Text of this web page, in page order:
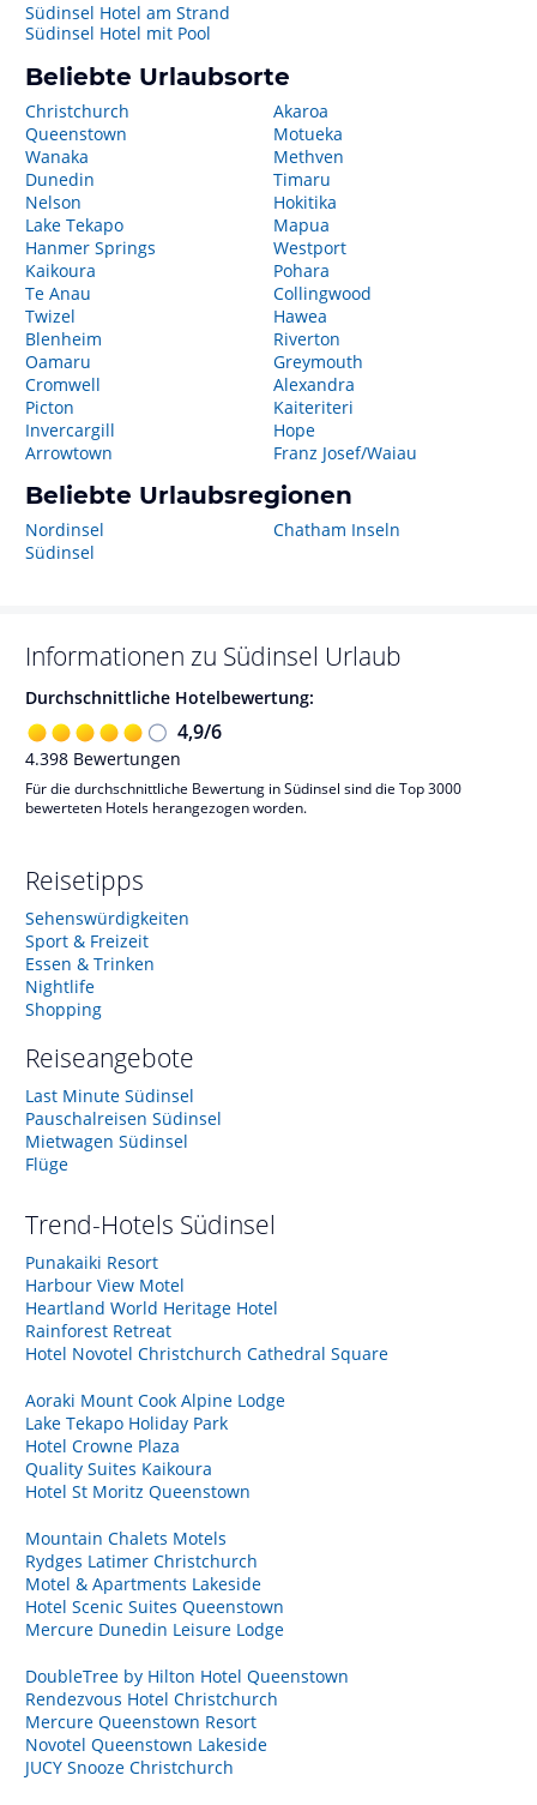
Südinsel Hotel am Strand
Südinsel Hotel mit Pool
Beliebte Urlaubsorte
Christchurch
Queenstown
Wanaka
Dunedin
Nelson
Lake Tekapo
Hanmer Springs
Kaikoura
Te Anau
Twizel
Blenheim
Oamaru
Cromwell
Picton
Invercargill
Arrowtown
Akaroa
Motueka
Methven
Timaru
Hokitika
Mapua
Westport
Pohara
Collingwood
Hawea
Riverton
Greymouth
Alexandra
Kaiteriteri
Hope
Franz Josef/Waiau
Beliebte Urlaubsregionen
Nordinsel
Südinsel
Chatham Inseln
Informationen zu Südinsel Urlaub
Durchschnittliche Hotelbewertung:
4,9/6
4.398 Bewertungen
Für die durchschnittliche Bewertung in Südinsel sind die Top 3000
bewerteten Hotels herangezogen worden.
Reisetipps
Sehenswürdigkeiten
Sport & Freizeit
Essen & Trinken
Nightlife
Shopping
Reiseangebote
Last Minute Südinsel
Pauschalreisen Südinsel
Mietwagen Südinsel
Flüge
Trend-Hotels Südinsel
Punakaiki Resort
Harbour View Motel
Heartland World Heritage Hotel
Rainforest Retreat
Hotel Novotel Christchurch Cathedral Square
Aoraki Mount Cook Alpine Lodge
Lake Tekapo Holiday Park
Hotel Crowne Plaza
Quality Suites Kaikoura
Hotel St Moritz Queenstown
Mountain Chalets Motels
Rydges Latimer Christchurch
Motel & Apartments Lakeside
Hotel Scenic Suites Queenstown
Mercure Dunedin Leisure Lodge
DoubleTree by Hilton Hotel Queenstown
Rendezvous Hotel Christchurch
Mercure Queenstown Resort
Novotel Queenstown Lakeside
JUCY Snooze Christchurch